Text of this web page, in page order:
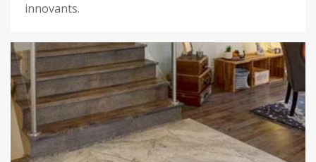
innovants.